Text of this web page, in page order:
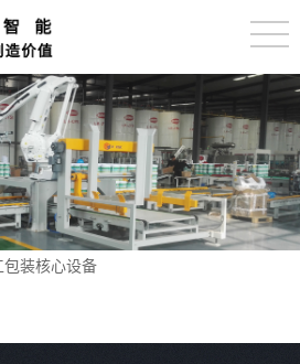
包装核心设备